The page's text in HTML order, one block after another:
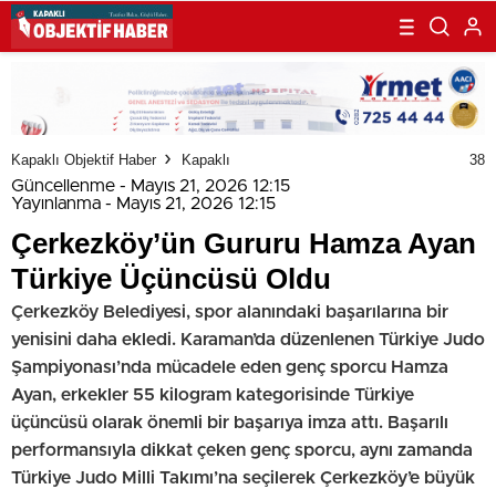
Kapaklı Objektif Haber Kapaklı 38
Güncellenme - Mayıs 21, 2026 12:15
Yayınlanma - Mayıs 21, 2026 12:15
Çerkezköy’ün Gururu Hamza Ayan
Türkiye Üçüncüsü Oldu
Çerkezköy Belediyesi, spor alanındaki başarılarına bir
yenisini daha ekledi. Karaman’da düzenlenen Türkiye Judo
Şampiyonası’nda mücadele eden genç sporcu Hamza
Ayan, erkekler 55 kilogram kategorisinde Türkiye
üçüncüsü olarak önemli bir başarıya imza attı. Başarılı
performansıyla dikkat çeken genç sporcu, aynı zamanda
Türkiye Judo Milli Takımı’na seçilerek Çerkezköy’e büyük